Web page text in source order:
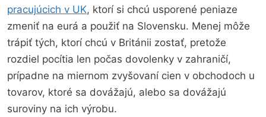
pracujúcich v UK, ktorí si chcú usporené peniaze
zmeniť na eurá a použiť na Slovensku. Menej môže
trápiť tých, ktorí chcú v Británii zostať, pretože
rozdiel pocítia len počas dovolenky v zahraničí,
prípadne na miernom zvyšovaní cien v obchodoch u
tovarov, ktoré sa dovážajú, alebo sa dovážajú
suroviny na ich výrobu.